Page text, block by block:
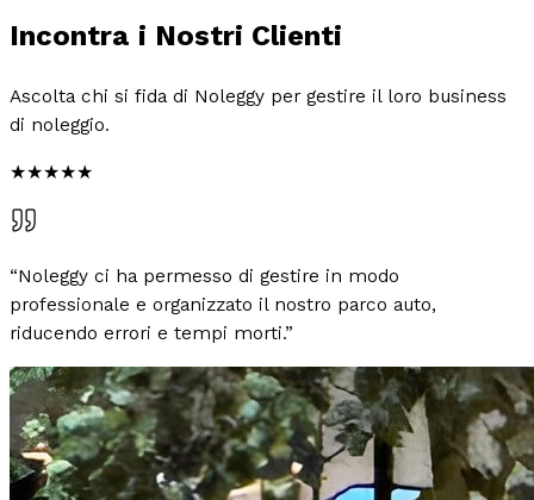
Incontra i Nostri Clienti
Ascolta chi si fida di Noleggy per gestire il loro business
di noleggio.
★★★★★
“Noleggy ci ha permesso di gestire in modo
professionale e organizzato il nostro parco auto,
riducendo errori e tempi morti.”